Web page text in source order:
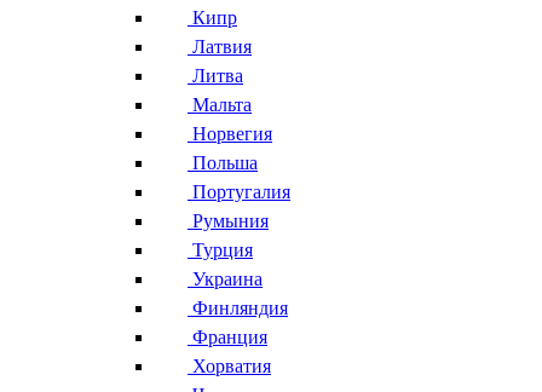
Кипр
Латвия
Литва
Мальта
Норвегия
Польша
Португалия
Румыния
Турция
Украина
Финляндия
Франция
Хорватия